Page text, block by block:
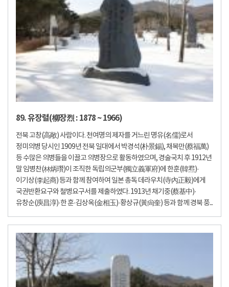
89. 유장렬(柳장烈 : 1878 ~ 1966)
전북 고창(高敞) 사람이다. 천여명의 제자를 거느린 명유(名儒)로서
정미의병 당시인 1909년 전북 일대에서 박경석(朴景錫), 채복만(蔡福萬)
등 수많은 의병들을 이끌고 의병장으로 활동하였으며, 경술국치 후 1912년
말 임병찬(林炳瓚)이 조직한 독립의군부(獨立義軍府)에 한훈(韓焄)·
이기상(李起商) 등과 함께 참여하여 일본 총독 데라우치(寺內正毅)에게
국권반환요구와 철병요구서를 제출하였다. 1913년 채기중(蔡基中)·
유창순(庾昌淳)·한 훈·김상옥(金相玉)·황상규(黃尙奎) 등과 함께 경북 풍...